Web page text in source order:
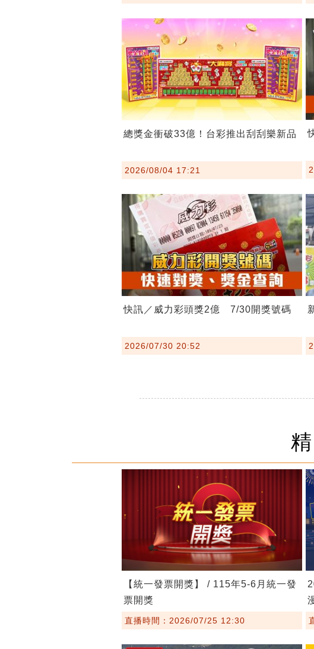
總獎金衝破33億！台彩推出刮刮樂新品
2026/08/04 17:21
快訊／威力彩頭獎2億 7/30開獎號碼
2026/07/30 20:52
【統一發票開獎】 / 115年5-6月統一發
票開獎
直播時間：2026/07/25 12:30